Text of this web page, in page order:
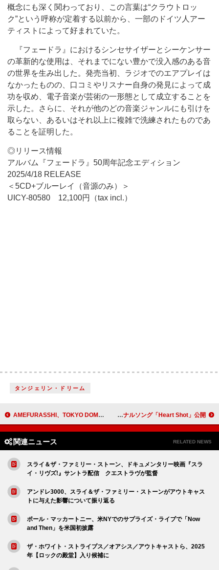
概念にも深く関わっており、この言葉は“クラウトロッ
ク”という呼称が定着する以前から、一部のドイツ人アー
ティストによって好まれていた。
『フェードラ』におけるシンセサイザーとシーケンサー
の革新的な使用は、それまでにない豊かで没入感のある音
の世界を生み出した。発売当初、ラジオでのエアプレイは
なかったものの、口コミやリスナー自身の発見によって成
功を収め、電子音楽が芸術の一形態として成立することを
示した。さらに、それが他のどの音楽ジャンルにも引けを
取らない、あるいはそれ以上に複雑で洗練されたものであ
ることを証明した。
◎リリース情報
アルバム『フェードラ』50周年記念エディション
2025/4/18 RELEASE
＜5CD+ブルーレイ（音源のみ）＞
UICY-80580 12,100円（tax incl.）
タンジェリン・ドリーム
AMEFURASSHI、TOKYO DOME CITY HALLで初のワンマンライブを開催 初期曲から未発表の新曲まで全25曲を披露 木全翔也（JO1）、バレンタインデーに合わせてオリジナルソング「Heart Shot」公開
関連ニュース RELATED NEWS
スライ＆ザ・ファミリー・ストーン、ドキュメンタリー映画『スラ
イ・リヴズ!』サントラ配信 クエストラヴが監督
アンドレ3000、スライ＆ザ・ファミリー・ストーンがアウトキャス
トに与えた影響について振り返る
ポール・マッカートニー、米NYでのサプライズ・ライブで「Now
and Then」を米国初披露
ザ・ホワイト・ストライプス／オアシス／アウトキャストら、2025
年【ロックの殿堂】入り候補に